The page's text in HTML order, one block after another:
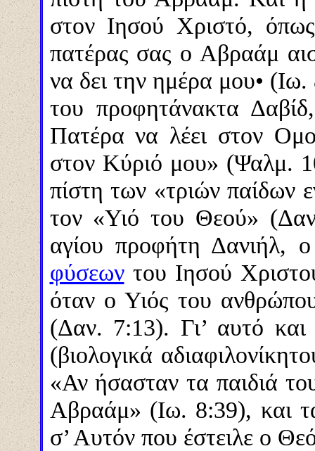
στον Ιησού Χριστό,
πατέρας σας ο Αβραάμ
να δει την ημέρα μου•
του προφητάνακτα
Πατέρα να λέει στον
στον Κύριό μου» (Ψαλμ.
πίστη των «τριών παίδων
τον «Υιό του Θεού»
αγίου προφήτη Δανιήλ,
φύσεωντου Ιησού
όταν ο Υιός του
(Δαν. 7:13). Γι’ αυτό και
(βιολογικά
«Αν ήσασταν τα παιδιά
Αβραάμ» (Ιω. 8:39), και
σ’ Αυτόν που έστειλε ο